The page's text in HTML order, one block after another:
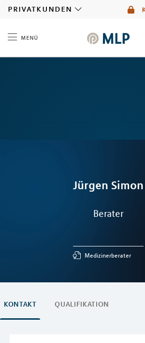
privatkunden
menü
Jürgen Simon
Berater
Medizinerberater
KONTAKT QUALIFIKATION